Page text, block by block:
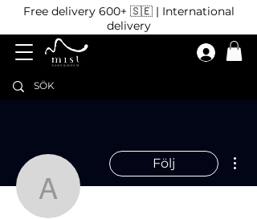
Free delivery 600+ 🇸🇪 | International
delivery
andreabianca09
Följ